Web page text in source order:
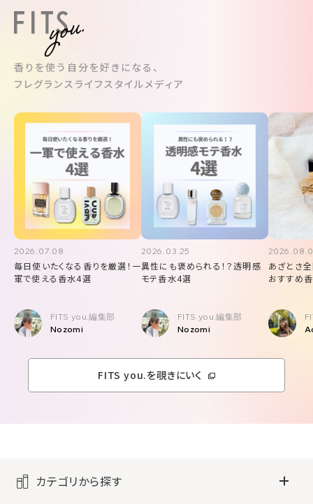
香りを使う自分を好きになる、
フレグランスライフスタイルメディア
2026.07.08
毎日使いたくなる香りを厳選！一
軍で使える香水4選
FITS you.編集部
Nozomi
2026.03.25
異性にも褒められる！？透明感
モテ香水4選
FITS you.編集部
Nozomi
あざとさ
おすすめ
FITS you.を覗きにいく
カテゴリから探す